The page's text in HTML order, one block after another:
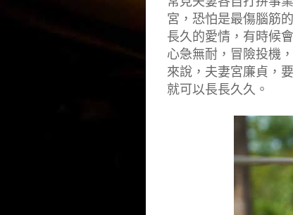
宮，恐怕是最傷腦筋
長久的愛情，有時候
心急無耐，冒險投機
來說，夫妻宮廉貞，
就可以長長久久。